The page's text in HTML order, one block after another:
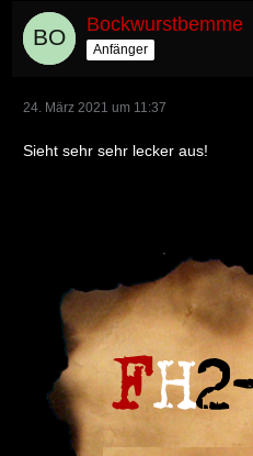
Bockwurstbemme
Anfänger
24. März 2021 um 11:37
Sieht sehr sehr lecker aus!